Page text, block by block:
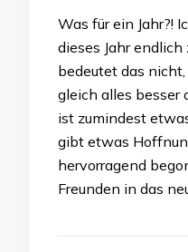
Was für ein Jahr?!
dieses Jahr endlich
bedeutet das
gleich alles besser
ist zumindest
gibt etwas
hervorragend
Freunden in das